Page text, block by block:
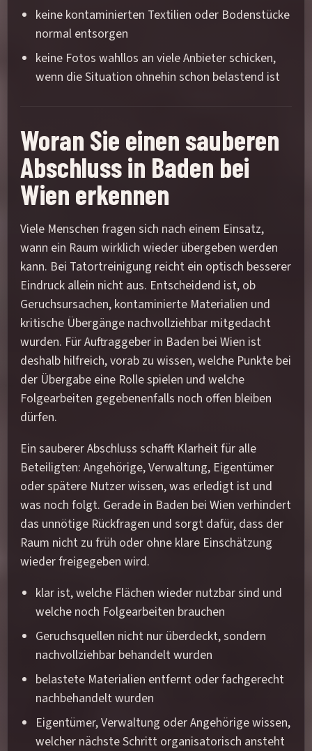
keine kontaminierten Textilien oder Bodenstücke
normal entsorgen
keine Fotos wahllos an viele Anbieter schicken,
wenn die Situation ohnehin schon belastend ist
Woran Sie einen sauberen
Abschluss in Baden bei
Wien erkennen
Viele Menschen fragen sich nach einem Einsatz,
wann ein Raum wirklich wieder übergeben werden
kann. Bei Tatortreinigung reicht ein optisch besserer
Eindruck allein nicht aus. Entscheidend ist, ob
Geruchsursachen, kontaminierte Materialien und
kritische Übergänge nachvollziehbar mitgedacht
wurden. Für Auftraggeber in Baden bei Wien ist
deshalb hilfreich, vorab zu wissen, welche Punkte bei
der Übergabe eine Rolle spielen und welche
Folgearbeiten gegebenenfalls noch offen bleiben
dürfen.
Ein sauberer Abschluss schafft Klarheit für alle
Beteiligten: Angehörige, Verwaltung, Eigentümer
oder spätere Nutzer wissen, was erledigt ist und
was noch folgt. Gerade in Baden bei Wien verhindert
das unnötige Rückfragen und sorgt dafür, dass der
Raum nicht zu früh oder ohne klare Einschätzung
wieder freigegeben wird.
klar ist, welche Flächen wieder nutzbar sind und
welche noch Folgearbeiten brauchen
Geruchsquellen nicht nur überdeckt, sondern
nachvollziehbar behandelt wurden
belastete Materialien entfernt oder fachgerecht
nachbehandelt wurden
Eigentümer, Verwaltung oder Angehörige wissen,
welcher nächste Schritt organisatorisch ansteht